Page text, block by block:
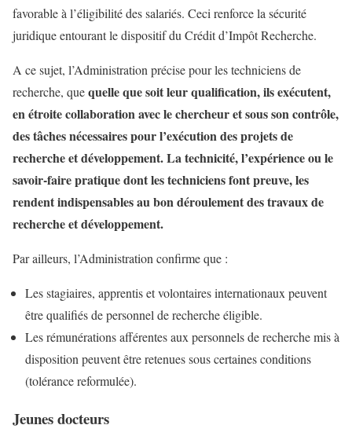
favorable à l’éligibilité des salariés. Ceci renforce la sécurité
juridique entourant le dispositif du Crédit d’Impôt Recherche.
A ce sujet, l’Administration précise pour les techniciens de
recherche, quequelle que soit leur qualification, ils exécutent,
en étroite collaboration avec le chercheur etsous son contrôle,
des tâchesnécessairespour l’exécution des projets de
recherche et développement. La technicité, l’expérience ou le
savoir-faire pratique dont les techniciens font preuve, les
rendent indispensables au bon déroulement des travaux de
recherche et développement.
Par ailleurs, l’Administration confirme que :
Les stagiaires, apprentis et volontaires internationaux peuvent
être qualifiés de personnel de recherche éligible.
Les rémunérations afférentes aux personnels de recherche mis à
disposition peuvent être retenues sous certaines conditions
(tolérance reformulée).
Jeunes docteurs